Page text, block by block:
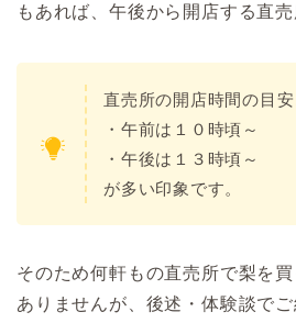
もあれば、午後から開店する直売
直売所の開店時間の目安
・午前は１０時頃～
・午後は１３時頃～
が多い印象です。
そのため何軒もの直売所で梨を
ありませんが、後述・体験談で